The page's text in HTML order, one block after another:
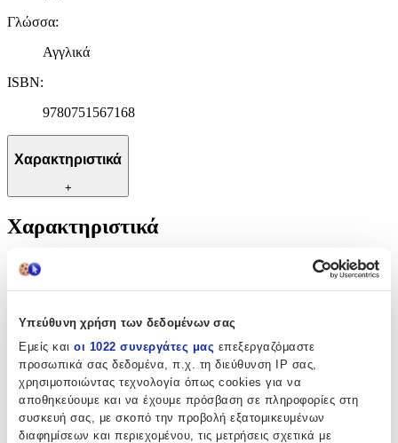
Υπεύθυνη χρήση των δεδομένων σας
Εμείς και οι 1022 συνεργάτες μας επεξεργαζόμαστε
προσωπικά σας δεδομένα, π.χ. τη διεύθυνση IP σας,
χρησιμοποιώντας τεχνολογία όπως cookies για να
αποθηκεύουμε και να έχουμε πρόσβαση σε πληροφορίες στη
συσκευή σας, με σκοπό την προβολή εξατομικευμένων
διαφημίσεων και περιεχομένου, τις μετρήσεις σχετικά με
Γλώσσα:
Αγγλικά
ISBN:
9780751567168
Χαρακτηριστικά
+
Χαρακτηριστικά
Αριθμός Σελίδων
432
Γλώσσα:
Αγγλικά
ISBN:
9780751567168